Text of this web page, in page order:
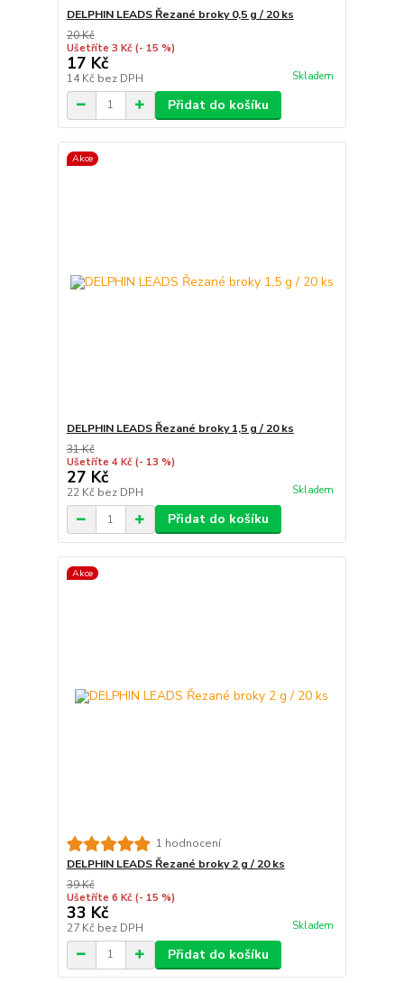
DELPHIN LEADS Řezané broky 0,5 g / 20 ks
20 Kč
Ušetříte 3 Kč (- 15 %)
17 Kč
14 Kč bez DPH Skladem
Přidat do košíku
Akce
DELPHIN LEADS Řezané broky 1,5 g / 20 ks
31 Kč
Ušetříte 4 Kč (- 13 %)
27 Kč
22 Kč bez DPH Skladem
Přidat do košíku
Akce
1 hodnocení
DELPHIN LEADS Řezané broky 2 g / 20 ks
39 Kč
Ušetříte 6 Kč (- 15 %)
33 Kč
27 Kč bez DPH Skladem
Přidat do košíku